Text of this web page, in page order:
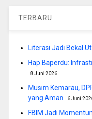
TERBARU
Literasi Jadi Bekal
Hap Baperdu:
8 Juni 2026
Musim Kemarau,
yang Aman
6 Juni
FBIM Jadi